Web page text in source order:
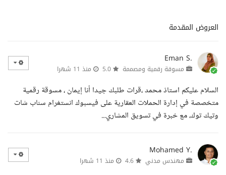
العروض المقدمة
Eman S.
مسوقة رقمية ومصممة منذ 11 شهرا
السلام عليكم استاذ محمد ،قرات طلبك جيدا أنا إيمان ، مسوقة رقمية
متخصصة في إدارة الحملات العقارية على فيسبوك انستغرام سناب شات
وتيك توك، مع خبرة في تسويق المشاري...
Mohamed Y.
مهندس مدني منذ 11 شهرا